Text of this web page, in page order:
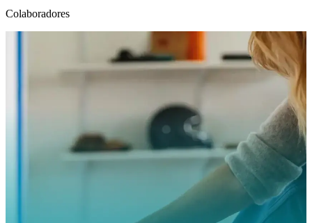
Colaboradores